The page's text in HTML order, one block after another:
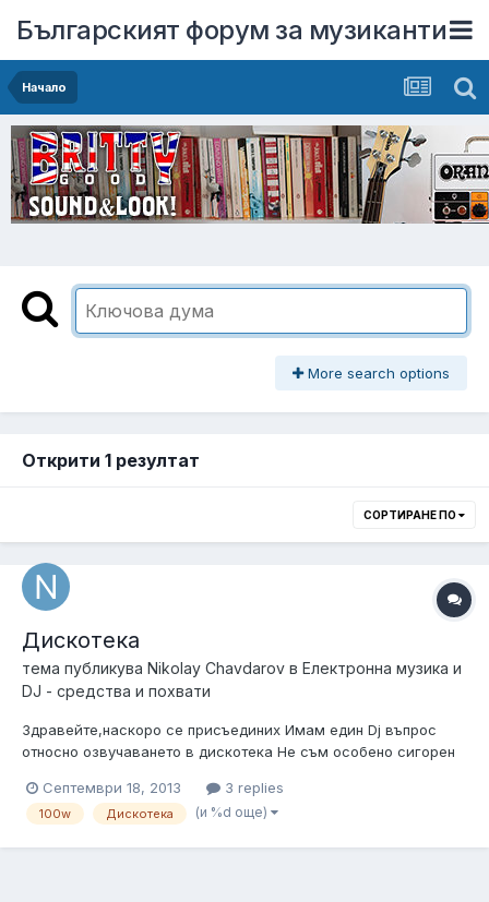
Българският форум за музиканти
Начало
More search options
Открити 1 резултат
СОРТИРАНЕ ПО
Дискотека
тема публикува Nikolay Chavdarov в Електронна музика и
DJ - средства и похвати
Здравейте,наскоро се присъединих Имам един Dj въпрос
относно озвучаването в дискотека Не съм особено сигорен
някакъв начин с две колони със следната мощност:
200W/8ohm 800W/8ohm Говорители те са 15` и задължително
Септември 18, 2013 3 replies
100w Дискотека (и %d още)